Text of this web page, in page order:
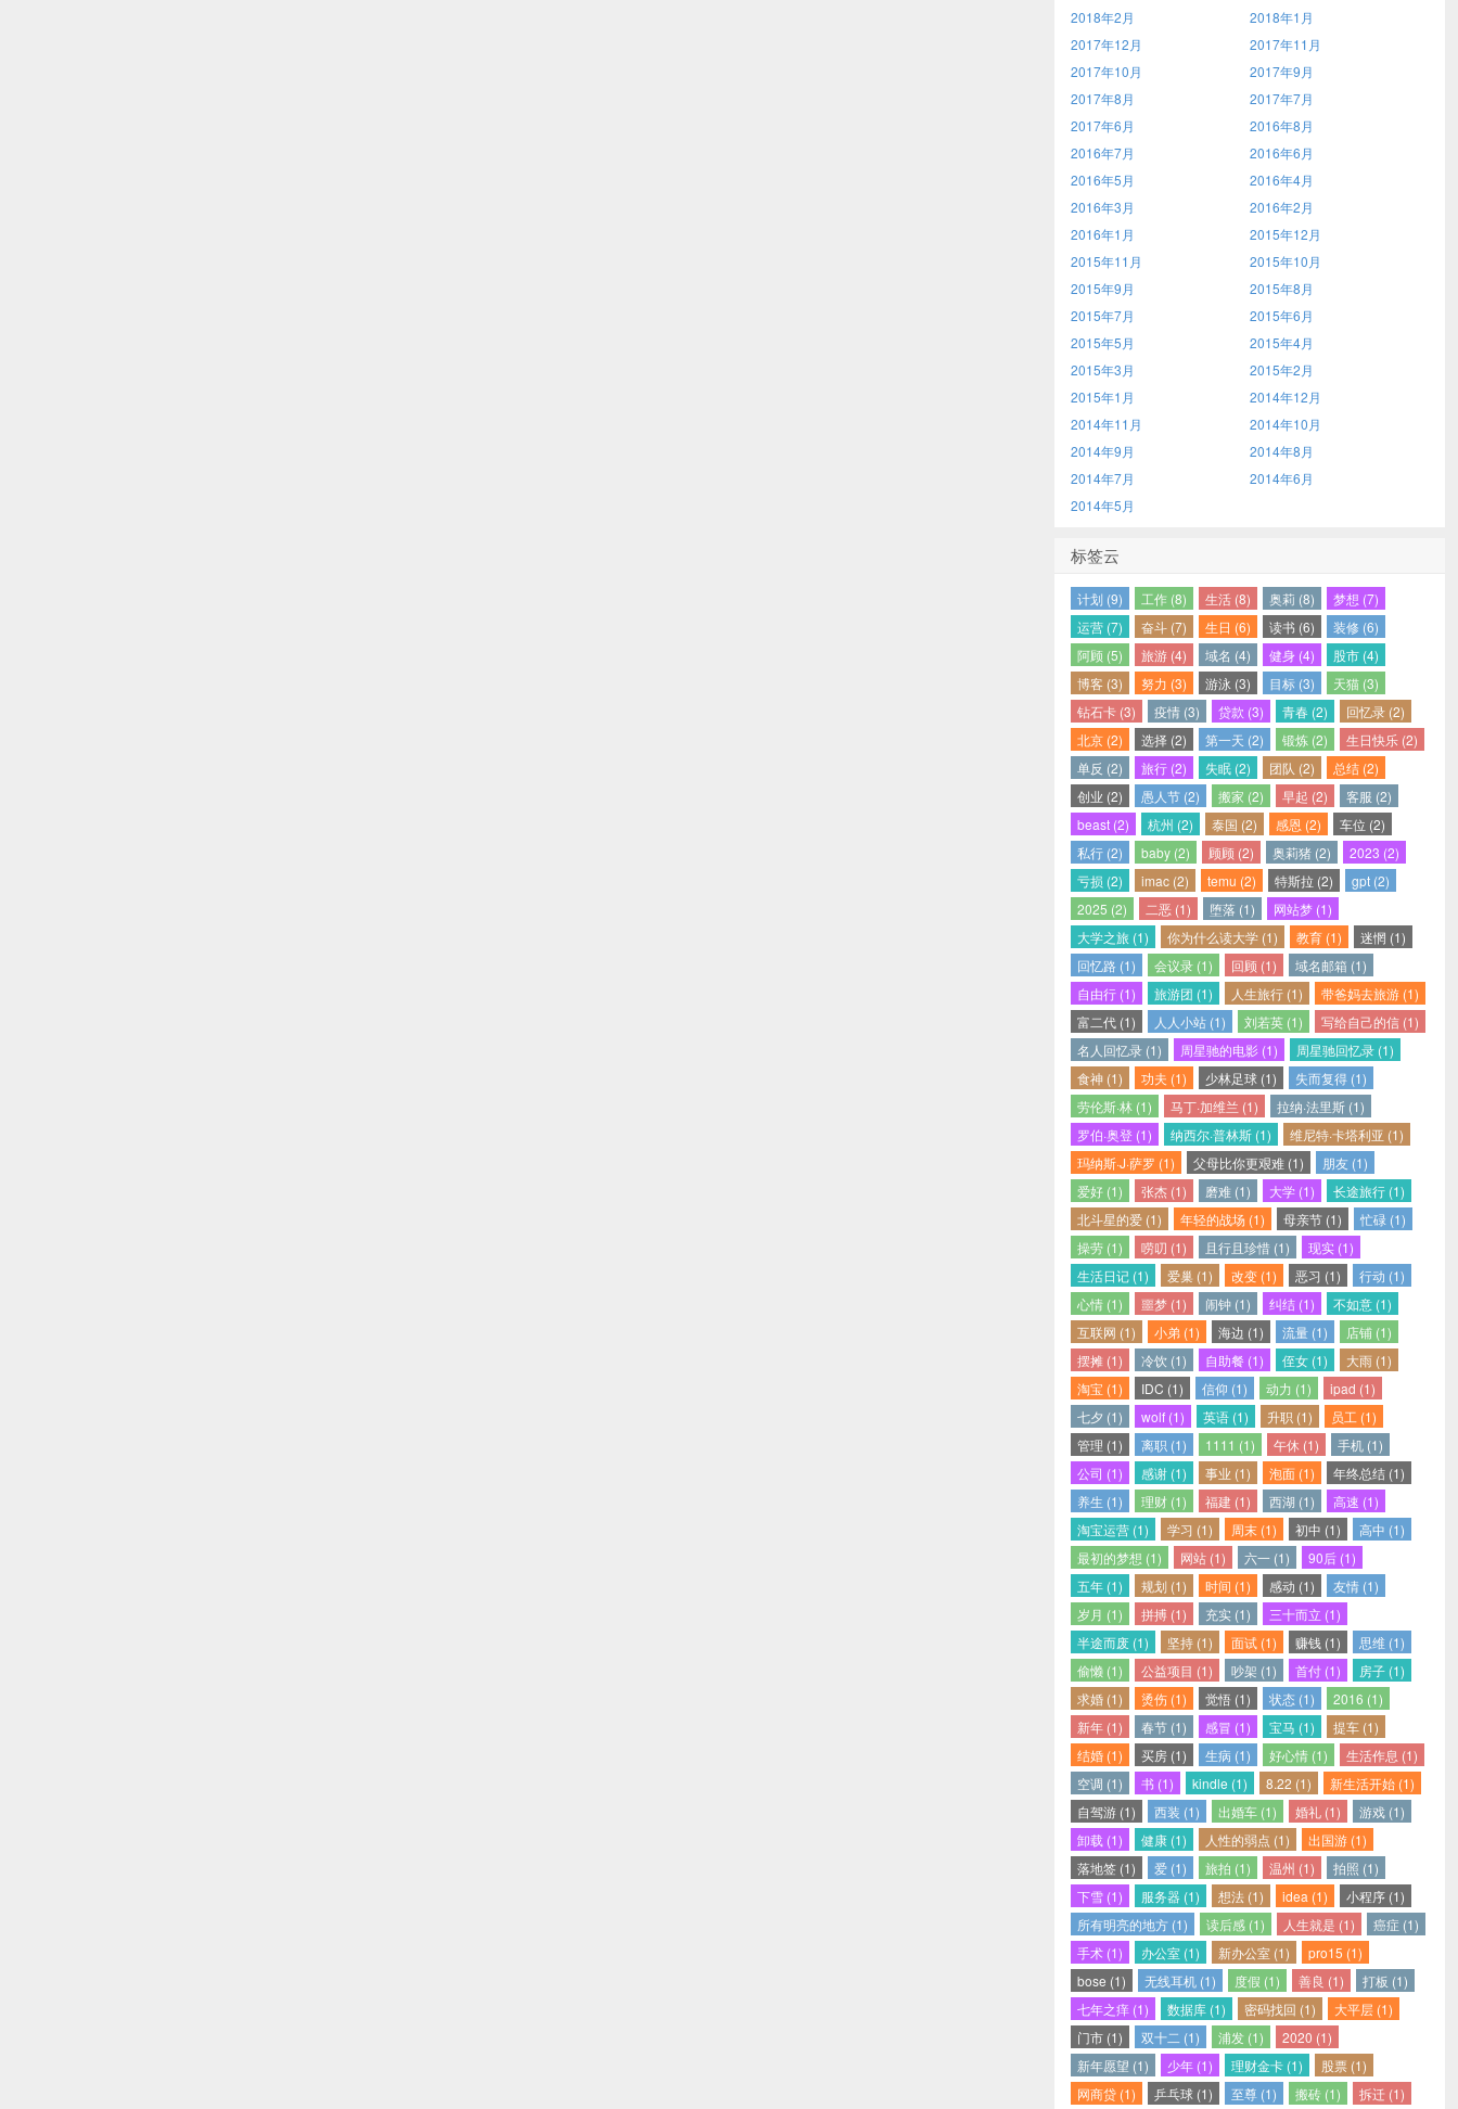
2018年2月
2018年1月
2017年12月
2017年11月
2017年10月
2017年9月
2017年8月
2017年7月
2017年6月
2016年8月
2016年7月
2016年6月
2016年5月
2016年4月
2016年3月
2016年2月
2016年1月
2015年12月
2015年11月
2015年10月
2015年9月
2015年8月
2015年7月
2015年6月
2015年5月
2015年4月
2015年3月
2015年2月
2015年1月
2014年12月
2014年11月
2014年10月
2014年9月
2014年8月
2014年7月
2014年6月
2014年5月
标签云
计划 (9) 工作 (8) 生活 (8) 奥莉 (8)
梦想 (7)
运营 (7)
奋斗 (7) 生日 (6) 读书 (6)
装修 (6)
阿顾 (5)
旅游 (4) 域名 (4) 健身 (4)
股市 (4)
博客 (3)
努力 (3) 游泳 (3) 目标 (3)
天猫 (3)
钻石卡 (3)
疫情 (3) 贷款 (3) 青春 (2)
回忆录 (2)
北京 (2)
选择 (2) 第一天 (2) 锻炼 (2)
生日快乐 (2)
单反 (2)
旅行 (2) 失眠 (2) 团队 (2)
总结 (2)
创业 (2)
愚人节 (2) 搬家 (2) 早起 (2)
客服 (2)
beast (2)
杭州 (2) 泰国 (2) 感恩 (2)
车位 (2)
私行 (2)
baby (2) 顾顾 (2) 奥莉猪 (2)
2023 (2)
亏损 (2)
imac (2) temu (2) 特斯拉 (2)
gpt (2)
2025 (2)
二恶 (1) 堕落 (1)
网站梦 (1)
大学之旅 (1)
你为什么读大学 (1) 教育 (1)
迷惘 (1)
回忆路 (1)
会议录 (1) 回顾 (1)
域名邮箱 (1)
自由行 (1)
旅游团 (1) 人生旅行 (1)
带爸妈去旅游 (1)
富二代 (1)
人人小站 (1) 刘若英 (1)
写给自己的信 (1)
名人回忆录 (1)
周星驰的电影 (1)
周星驰回忆录 (1)
食神 (1)
功夫 (1) 少林足球 (1)
失而复得 (1)
劳伦斯·林 (1)
马丁·加维兰 (1)
拉纳·法里斯 (1)
罗伯·奥登 (1)
纳西尔·普林斯 (1)
维尼特·卡塔利亚 (1)
玛纳斯·J·萨罗 (1)
父母比你更艰难 (1)
朋友 (1)
爱好 (1)
张杰 (1) 磨难 (1) 大学 (1)
长途旅行 (1)
北斗星的爱 (1)
年轻的战场 (1) 母亲节 (1)
忙碌 (1)
操劳 (1)
唠叨 (1) 且行且珍惜 (1)
现实 (1)
生活日记 (1)
爱巢 (1) 改变 (1) 恶习 (1)
行动 (1)
心情 (1)
噩梦 (1) 闹钟 (1) 纠结 (1)
不如意 (1)
互联网 (1)
小弟 (1) 海边 (1) 流量 (1)
店铺 (1)
摆摊 (1)
冷饮 (1) 自助餐 (1) 侄女 (1)
大雨 (1)
淘宝 (1)
IDC (1) 信仰 (1) 动力 (1)
ipad (1)
七夕 (1)
wolf (1) 英语 (1) 升职 (1)
员工 (1)
管理 (1)
离职 (1) 1111 (1) 午休 (1)
手机 (1)
公司 (1)
感谢 (1) 事业 (1) 泡面 (1)
年终总结 (1)
养生 (1)
理财 (1) 福建 (1) 西湖 (1)
高速 (1)
淘宝运营 (1)
学习 (1) 周末 (1) 初中 (1)
高中 (1)
最初的梦想 (1)
网站 (1) 六一 (1)
90后 (1)
五年 (1)
规划 (1) 时间 (1) 感动 (1)
友情 (1)
岁月 (1)
拼搏 (1) 充实 (1)
三十而立 (1)
半途而废 (1)
坚持 (1) 面试 (1) 赚钱 (1)
思维 (1)
偷懒 (1)
公益项目 (1) 吵架 (1) 首付 (1)
房子 (1)
求婚 (1)
烫伤 (1) 觉悟 (1) 状态 (1)
2016 (1)
新年 (1)
春节 (1) 感冒 (1) 宝马 (1)
提车 (1)
结婚 (1)
买房 (1) 生病 (1) 好心情 (1)
生活作息 (1)
空调 (1)
书 (1) kindle (1) 8.22 (1)
新生活开始 (1)
自驾游 (1)
西装 (1) 出婚车 (1) 婚礼 (1)
游戏 (1)
卸载 (1)
健康 (1) 人性的弱点 (1)
出国游 (1)
落地签 (1)
爱 (1) 旅拍 (1) 温州 (1)
拍照 (1)
下雪 (1)
服务器 (1) 想法 (1) idea (1)
小程序 (1)
所有明亮的地方 (1)
读后感 (1) 人生就是 (1)
癌症 (1)
手术 (1)
办公室 (1) 新办公室 (1)
pro15 (1)
bose (1)
无线耳机 (1) 度假 (1) 善良 (1)
打板 (1)
七年之痒 (1)
数据库 (1) 密码找回 (1)
大平层 (1)
门市 (1)
双十二 (1) 浦发 (1)
2020 (1)
新年愿望 (1)
少年 (1) 理财金卡 (1)
股票 (1)
网商贷 (1)
乒乓球 (1) 至尊 (1) 搬砖 (1) 拆迁 (1)